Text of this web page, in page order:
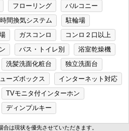
フローリング
バルコニー
間換気システム
駐輪場
ガスコンロ
コンロ２口以上
バス・トイレ別
浴室乾燥機
洗髪洗面化粧台
独立洗面台
ーズボックス
インターネット対応
TVモニタ付インターホン
ディンプルキー
は現状を優先させていただきます。